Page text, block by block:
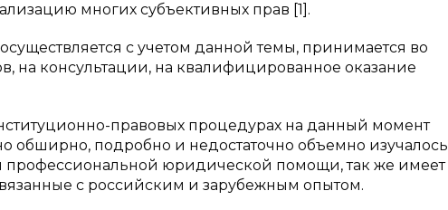
многих субъективных прав [1].
с учетом данной темы, принимается во
на консультации, на квалифицированное оказание
правовых процедурах на данный момент
обширно, подробно и недостаточно объемно изучалось
профессиональной юридической помощи, так же имеет
с российским и зарубежным опытом.